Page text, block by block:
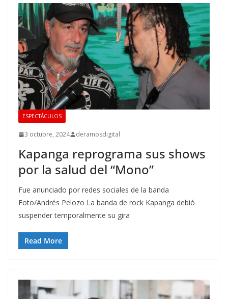
ESPECTÁCULOS
3 octubre, 2024 deramosdigital
Kapanga reprograma sus shows
por la salud del “Mono”
Fue anunciado por redes sociales de la banda
Foto/Andrés Pelozo La banda de rock Kapanga debió
suspender temporalmente su gira
Read More